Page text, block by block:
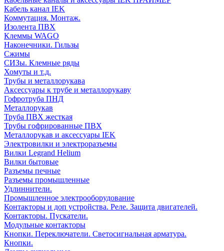
Кабель канал IEK
Коммутация. Монтаж.
Изолента ПВХ
Клеммы WAGO
Наконечники. Гильзы
Сжимы
СИЗы. Клемные ряды
Хомуты и т.д.
Трубы и металлорукава
Аксессуары к трубе и металлорукаву
Гофротруба ПНД
Металлорукав
Труба ПВХ жесткая
Трубы гофрированные ПВХ
Металлорукав и аксессуары IEK
Электровилки и электроразъемы
Вилки Legrand Helium
Вилки бытовые
Разъемы печные
Разъемы промышленные
Удлиннители.
Промышленное электрооборудование
Контакторы и доп устройства. Реле. Защита двигателей.
Контакторы. Пускатели.
Модульные контакторы
Кнопки. Переключатели. Светосигнальная арматура.
Кнопки.